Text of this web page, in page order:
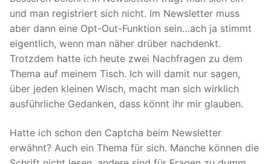
und man registriert sich nicht. Im Newsletter muss
aber dann eine Opt-Out-Funktion sein…ach ja stimmt
eigentlich, wenn man näher drüber nachdenkt.
Trotzdem hatte ich heute zwei Nachfragen zu dem
Thema auf meinem Tisch. Ich will damit nur sagen,
über jeden kleinen Wisch, macht man sich wirklich
ausführliche Gedanken, dass könnt ihr mir glauben.
Hatte ich schon den Captcha beim Newsletter
erwähnt? Auch ein Thema für sich. Manche können die